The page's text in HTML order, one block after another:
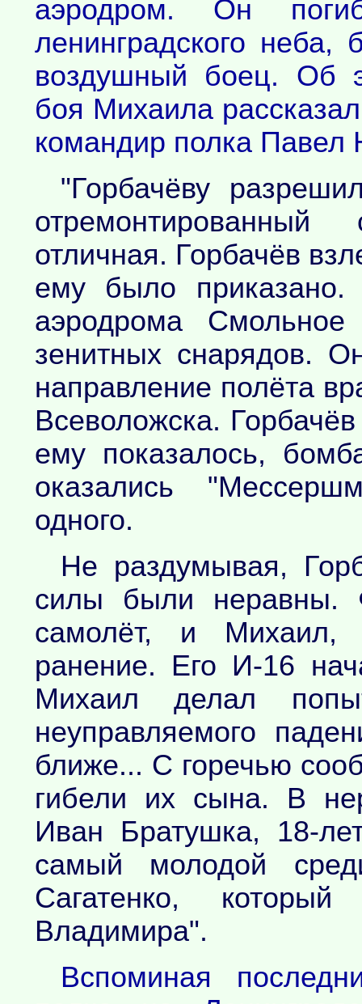
аэродром. Он
ленинградского неба,
воздушный боец. Об
боя Михаила
командир полка Павел
"Горбачёву
отличная. Горбачёв
ему было
аэродрома
зенитных снарядов.
направление полёта
Всеволожска.
ему показалось,
оказались
одного.
Не раздумывая,
силы были неравны.
самолёт, и Михаил,
ранение. Его И-16
Михаил делал
неуправляемого
ближе... С горечью
гибели их сына. В
Иван Братушка, 18-
самый молодой
Сагатенко,
Владимира".
Вспоминая